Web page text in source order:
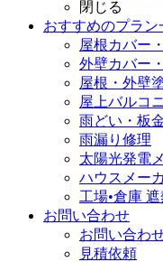
閉じる
おすすめのプラン
屋根カバー
外壁カバー
屋根・外壁
屋上バルコ
雨どい・板
雨漏り修理
太陽光発電
ハウスメー
工場•倉庫
お問い合わせ
お問い合わ
見積依頼